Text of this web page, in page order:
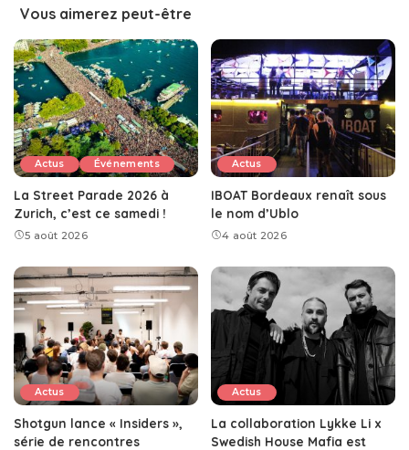
Vous aimerez peut-être
Actus Événements
La Street Parade 2026 à
Zurich, c’est ce samedi !
5 août 2026
Actus
IBOAT Bordeaux renaît sous
le nom d’Ublo
4 août 2026
Actus
Shotgun lance « Insiders »,
série de rencontres
Actus
La collaboration Lykke Li x
Swedish House Mafia est